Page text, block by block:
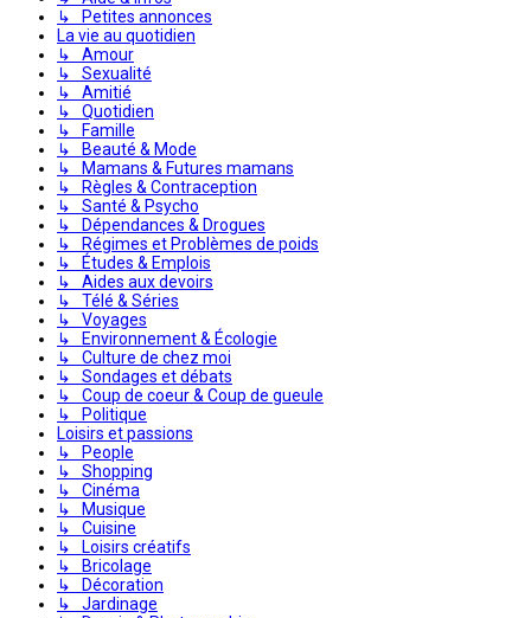
↳ Petites annonces
La vie au quotidien
↳ Amour
↳ Sexualité
↳ Amitié
↳ Quotidien
↳ Famille
↳ Beauté & Mode
↳ Mamans & Futures mamans
↳ Règles & Contraception
↳ Santé & Psycho
↳ Dépendances & Drogues
↳ Régimes et Problèmes de poids
↳ Études & Emplois
↳ Aides aux devoirs
↳ Télé & Séries
↳ Voyages
↳ Environnement & Écologie
↳ Culture de chez moi
↳ Sondages et débats
↳ Coup de coeur & Coup de gueule
↳ Politique
Loisirs et passions
↳ People
↳ Shopping
↳ Cinéma
↳ Musique
↳ Cuisine
↳ Loisirs créatifs
↳ Bricolage
↳ Décoration
↳ Jardinage